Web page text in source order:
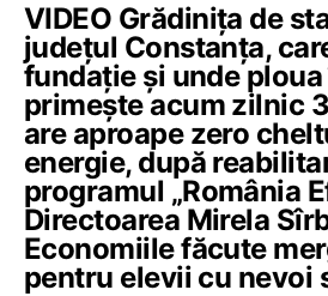
VIDEO Grădinița de
județul Constanța,
fundație și unde ploua
primește acum zilnic
are aproape zero
energie, după
programul „România
Directoarea Mirela
Economiile făcute
pentru elevii cu nevoi